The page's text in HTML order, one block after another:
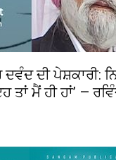
ਦੀ ਪੇਸ਼ਕਾਰੀ:
ਤਾਂ ਮੈਂ ਹੀ ਹਾਂ’ —